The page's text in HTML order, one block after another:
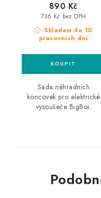
Skladem do 10
pracovních dní
736 Kč bez DPH
890 Kč
Sada náhradních
koncovek pro elektrické
vysoušeče BigBoi.